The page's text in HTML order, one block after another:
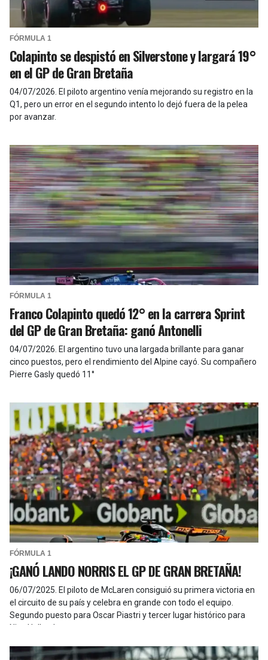
FÓRMULA 1
Colapinto se despistó en Silverstone y largará 19°
en el GP de Gran Bretaña
04/07/2026 El piloto argentino venía mejorando su registro en la
Q1, pero un error en el segundo intento lo dejó fuera de la pelea
por avanzar.
FÓRMULA 1
Franco Colapinto quedó 12° en la carrera Sprint
del GP de Gran Bretaña: ganó Antonelli
04/07/2026 El argentino tuvo una largada brillante para ganar
cinco puestos, pero el rendimiento del Alpine cayó. Su compañero
Pierre Gasly quedó 11°
FÓRMULA 1
¡GANÓ LANDO NORRIS EL GP DE GRAN BRETAÑA!
06/07/2025 El piloto de McLaren consiguió su primera victoria en
el circuito de su país y celebra en grande con todo el equipo.
Segundo puesto para Oscar Piastri y tercer lugar histórico para
Nico Hulkenberg